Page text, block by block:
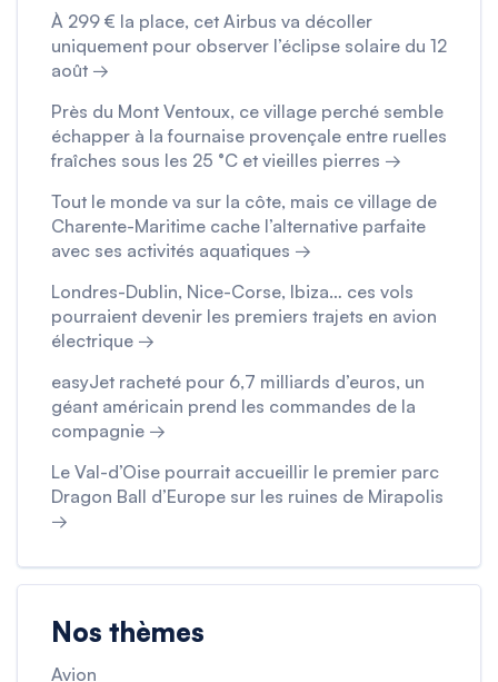
À 299 € la place, cet Airbus va décoller
uniquement pour observer l’éclipse solaire du 12
août →
Près du Mont Ventoux, ce village perché semble
échapper à la fournaise provençale entre ruelles
fraîches sous les 25 °C et vieilles pierres →
Tout le monde va sur la côte, mais ce village de
Charente-Maritime cache l’alternative parfaite
avec ses activités aquatiques →
Londres-Dublin, Nice-Corse, Ibiza… ces vols
pourraient devenir les premiers trajets en avion
électrique →
easyJet racheté pour 6,7 milliards d’euros, un
géant américain prend les commandes de la
compagnie →
Le Val-d’Oise pourrait accueillir le premier parc
Dragon Ball d’Europe sur les ruines de Mirapolis
→
Nos thèmes
Avion